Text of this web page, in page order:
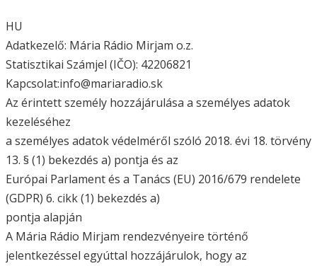
HU
Adatkezelő: Mária Rádio Mirjam o.z.
Statisztikai Számjel (IČO): 42206821
Kapcsolat:info@mariaradio.sk
Az érintett személy hozzájárulása a személyes adatok
kezeléséhez
a személyes adatok védelméről szóló 2018. évi 18. törvény
13. § (1) bekezdés a) pontja és az
Európai Parlament és a Tanács (EU) 2016/679 rendelete
(GDPR) 6. cikk (1) bekezdés a)
pontja alapján
A Mária Rádio Mirjam rendezvényeire történő
jelentkezéssel egyúttal hozzájárulok, hogy az